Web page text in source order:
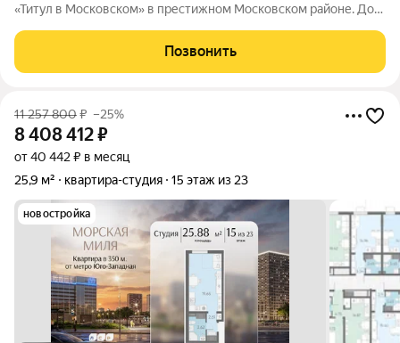
«Титул в Московском» в престижном Московском районе. До
классическая, функциональная европланировка,
вместительная прихожая 3.06 м.
Позвонить
11 257 800₽ –25%
8 408 412₽
от 40 442 ₽ в месяц
25,9 м²
квартира-студия 15 этаж из 23
новостройка